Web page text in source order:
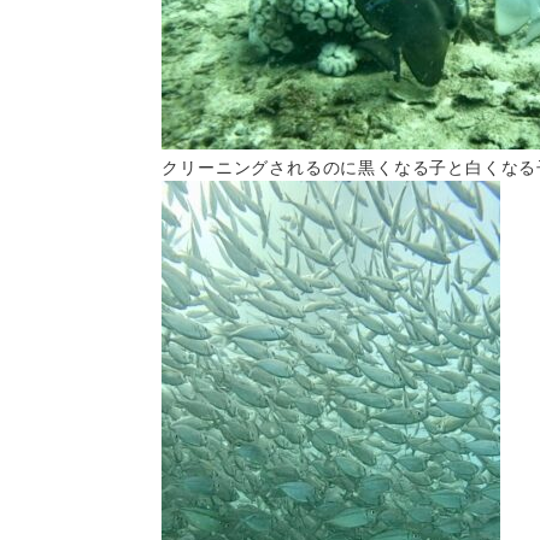
クリーニングされるのに黒くなる子と白くな